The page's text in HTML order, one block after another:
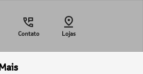
Contato Lojas